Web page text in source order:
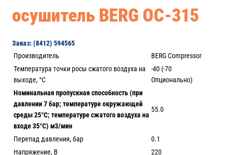
осушитель BERG ОС-315
Заказ: (8412) 594565
Производитель
BERG Compressor
Температура точки росы сжатого воздуха на
выходе, °С
-40 (-70
Опционально)
Номинальная пропускная способность (при
давлении 7 бар; температуре окружающей
среды 25°С; температуре сжатого воздуха на
входе 35°С) м3/мин
55.0
Перепад давления, бар
0.1
Напряжение, В
220